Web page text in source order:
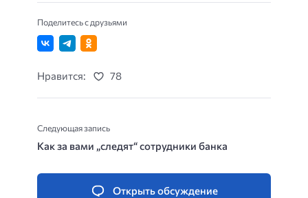
Поделитесь с друзьями
Нравится: 78
Следующая запись
Как за вами „следят“ сотрудники банка
Открыть обсуждение